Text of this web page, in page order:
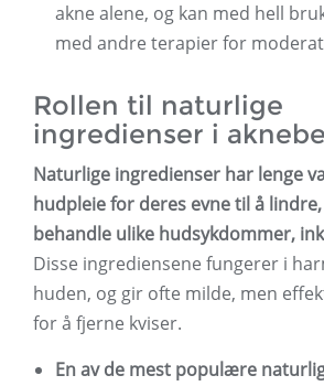
akne alene, og kan med hell
med andre terapier for
Rollen til naturlige
ingredienser i
Naturlige ingredienser har lenge
hudpleie for deres evne til å
behandle ulike hudsykdommer,
Disse ingrediensene fungerer i
huden, og gir ofte milde, men
for å fjerne kviser.
En av de mest populære